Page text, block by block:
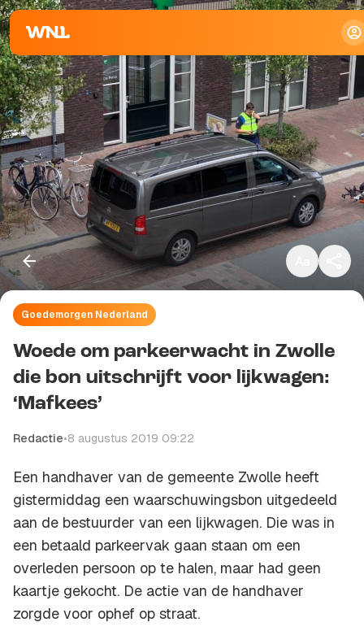
Klein
Standaard
Groot
Goedemorgen Nederland
Woede om parkeerwacht in Zwolle
die bon uitschrijft voor lijkwagen:
‘Mafkees’
Redactie•8 augustus 2019 09:22
Een handhaver van de gemeente Zwolle heeft
gistermiddag een waarschuwingsbon uitgedeeld
aan de bestuurder van een lijkwagen. Die was in
een betaald parkeervak gaan staan om een
overleden persoon op te halen, maar had geen
kaartje gekocht. De actie van de handhaver
zorgde voor ophef op straat.